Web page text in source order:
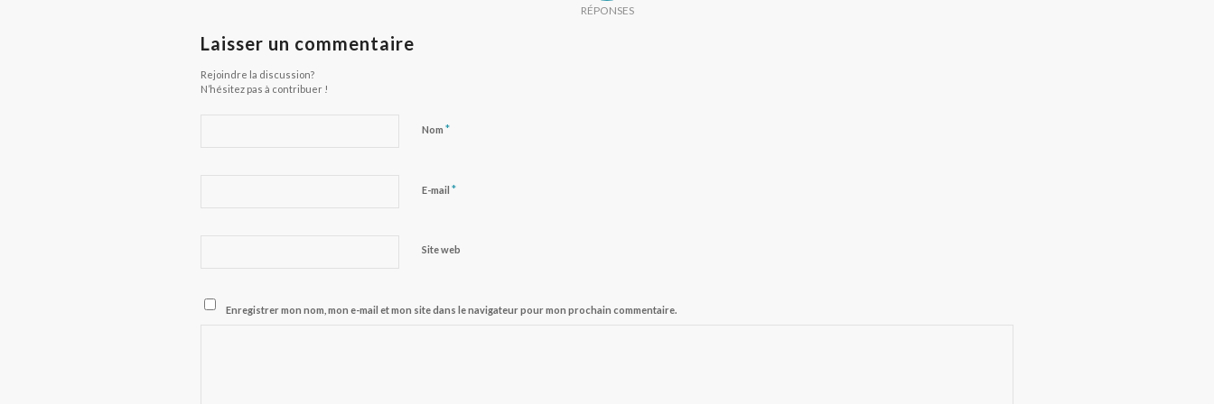
RÉPONSES
Laisser un commentaire
Rejoindre la discussion?
N’hésitez pas à contribuer !
Nom *
E-mail *
Site web
Enregistrer mon nom, mon e-mail et mon site dans le navigateur pour mon prochain commentaire.